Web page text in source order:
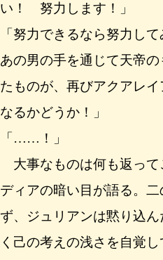
い！ 努力します！」
「努力できるなら努力し
あの男の手を通じて天帝
たものが、再びアクアレ
なるかどうか！」
「……！」
大事なものは何も返って
ディアの暗い目が語る。
ず、ジュリアンは黙り込
く己の考えの浅さを自覚